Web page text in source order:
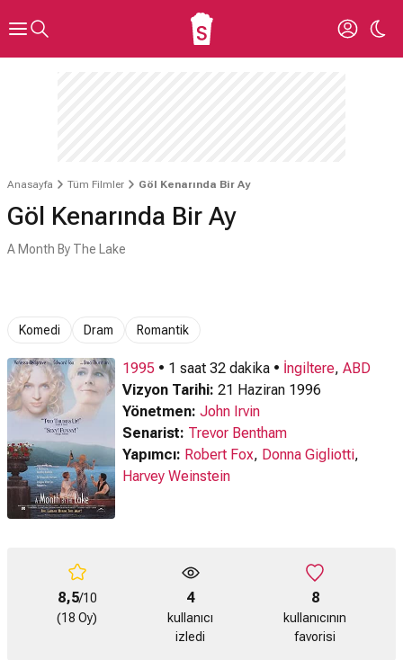
Anasayfa Tüm Filmler Göl Kenarında Bir Ay
Göl Kenarında Bir Ay
A Month By The Lake
Komedi Dram Romantik
1995 • 1 saat 32 dakika • İngiltere, ABD
Vizyon Tarihi: 21 Haziran 1996
Yönetmen: John Irvin
Senarist: Trevor Bentham
Yapımcı: Robert Fox, Donna Gigliotti,
Harvey Weinstein
8,5/10
(18 Oy)
4
kullanıcı
izledi
8
kullanıcının
favorisi